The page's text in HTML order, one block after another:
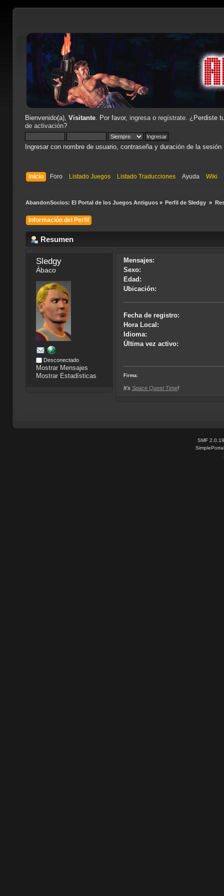
Bienvenido(a), Visitante. Por favor, ingresao regístrate. ¿Perdiste
de activación?
Ingresar con nombre de usuario, contraseña y duración de la sesión
Inicio Foro Listado Juegos Listado Traducciones Ayuda Wiki
AbandonSocios: El Portal de los Juegos Antiguos» Perfil de Sledgy »
Información del Perfil
Resumen
Sledgy
Ábaco
Desconectado
Mostrar Mensajes
Mostrar Estadísticas
Mensajes:
Sexo:
Edad:
Ubicación:
Fecha de registro:
Hora Local:
Idioma:
Última vez activo:
Firma:
It'sSpace Quest Time!
SMF 2.0.19